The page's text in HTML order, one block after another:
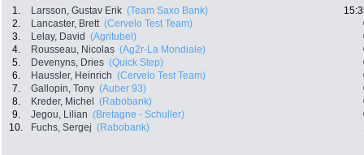
1. Larsson, Gustav Erik (Team Saxo Bank)
2.
Lancaster, Brett (Cervelo Test Team)
3.
Lelay, David (Agritubel)
4.
Rousseau, Nicolas (Ag2r-La Mondiale)
5.
Devenyns, Dries (Quick Step)
6.
Haussler, Heinrich (Cervelo Test Team)
7.
Gallopin, Tony (Auber 93)
8.
Kreder, Michel (Rabobank)
9.
Jegou, Lilian (Bretagne - Schuller)
10.
Fuchs, Sergej (Rabobank)